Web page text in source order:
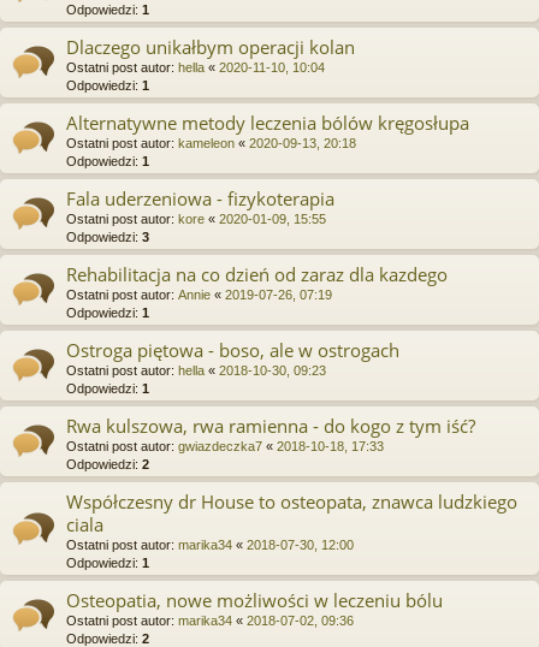
Odpowiedzi: 1
Dlaczego unikałbym operacji kolan
Ostatni post autor: hella « 2020-11-10, 10:04
Odpowiedzi: 1
Alternatywne metody leczenia bólów kręgosłupa
Ostatni post autor: kameleon « 2020-09-13, 20:18
Odpowiedzi: 1
Fala uderzeniowa - fizykoterapia
Ostatni post autor: kore « 2020-01-09, 15:55
Odpowiedzi: 3
Rehabilitacja na co dzień od zaraz dla kazdego
Ostatni post autor: Annie « 2019-07-26, 07:19
Odpowiedzi: 1
Ostroga piętowa - boso, ale w ostrogach
Ostatni post autor: hella « 2018-10-30, 09:23
Odpowiedzi: 1
Rwa kulszowa, rwa ramienna - do kogo z tym iść?
Ostatni post autor: gwiazdeczka7 « 2018-10-18, 17:33
Odpowiedzi: 2
Współczesny dr House to osteopata, znawca ludzkiego
ciala
Ostatni post autor: marika34 « 2018-07-30, 12:00
Odpowiedzi: 1
Osteopatia, nowe możliwości w leczeniu bólu
Ostatni post autor: marika34 « 2018-07-02, 09:36
Odpowiedzi: 2